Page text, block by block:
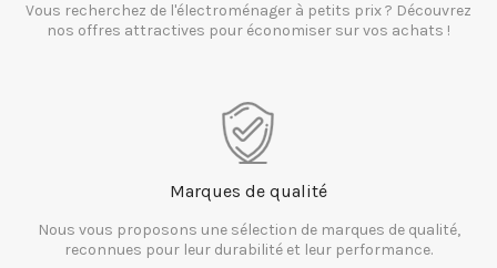
Vous recherchez de l'électroménager à petits prix ? Découvrez
nos offres attractives pour économiser sur vos achats !
Marques de qualité
Nous vous proposons une sélection de marques de qualité,
reconnues pour leur durabilité et leur performance.